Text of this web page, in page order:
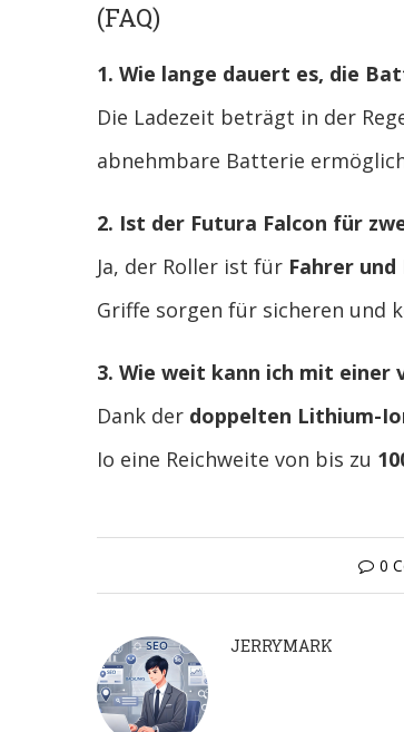
(FAQ)
1. Wie lange dauert es, die
Die Ladezeit beträgt in der
abnehmbare Batterie
2. Ist der Futura Falcon für
Ja, der Roller ist für Fahrer
Griffe sorgen für sicheren und
3. Wie weit kann ich mit
Dank der doppelten Lithium-
Io eine Reichweite von bis zu
0
JERRYMARK